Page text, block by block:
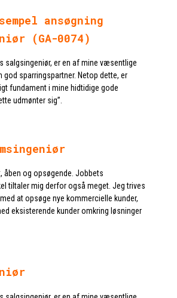
ansøgning
(GA-0074)
salgsingeniør, er en af mine væsentlige
god sparringspartner. Netop dette, er
fundament i mine hidtidige gode
udmønter sig”.
åben og opsøgende. Jobbets
tiltaler mig derfor også meget. Jeg trives
at opsøge nye kommercielle kunder,
eksisterende kunder omkring løsninger